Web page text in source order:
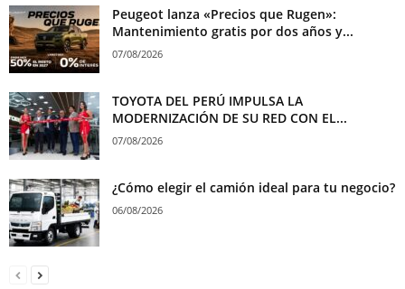
Peugeot lanza «Precios que Rugen»:
Mantenimiento gratis por dos años y...
07/08/2026
TOYOTA DEL PERÚ IMPULSA LA
MODERNIZACIÓN DE SU RED CON EL...
07/08/2026
¿Cómo elegir el camión ideal para tu negocio?
06/08/2026